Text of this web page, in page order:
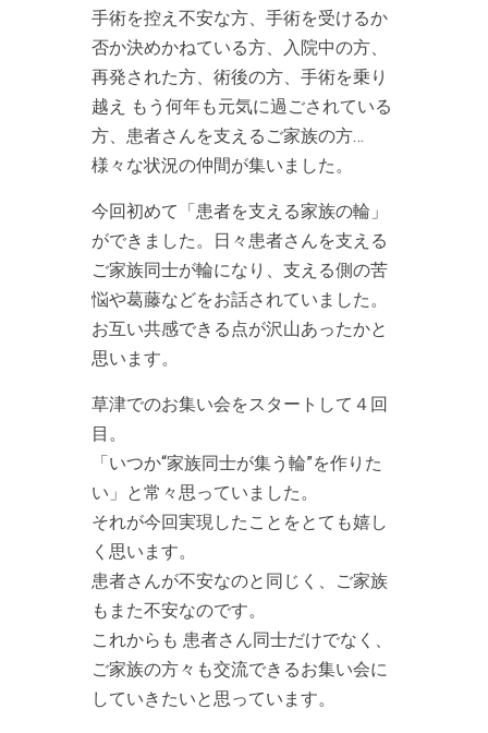
手術を控え不安な方、手術を受けるか
否か決めかねている方、入院中の方、
再発された方、術後の方、手術を乗り
越え もう何年も元気に過ごされている
方、患者さんを支えるご家族の方…
様々な状況の仲間が集いました。
今回初めて「患者を支える家族の輪」
ができました。日々患者さんを支える
ご家族同士が輪になり、支える側の苦
悩や葛藤などをお話されていました。
お互い共感できる点が沢山あったかと
思います。
草津でのお集い会をスタートして４回
目。
「いつか“家族同士が集う輪”を作りた
い」と常々思っていました。
それが今回実現したことをとても嬉し
く思います。
患者さんが不安なのと同じく、ご家族
もまた不安なのです。
これからも 患者さん同士だけでなく、
ご家族の方々も交流できるお集い会に
していきたいと思っています。